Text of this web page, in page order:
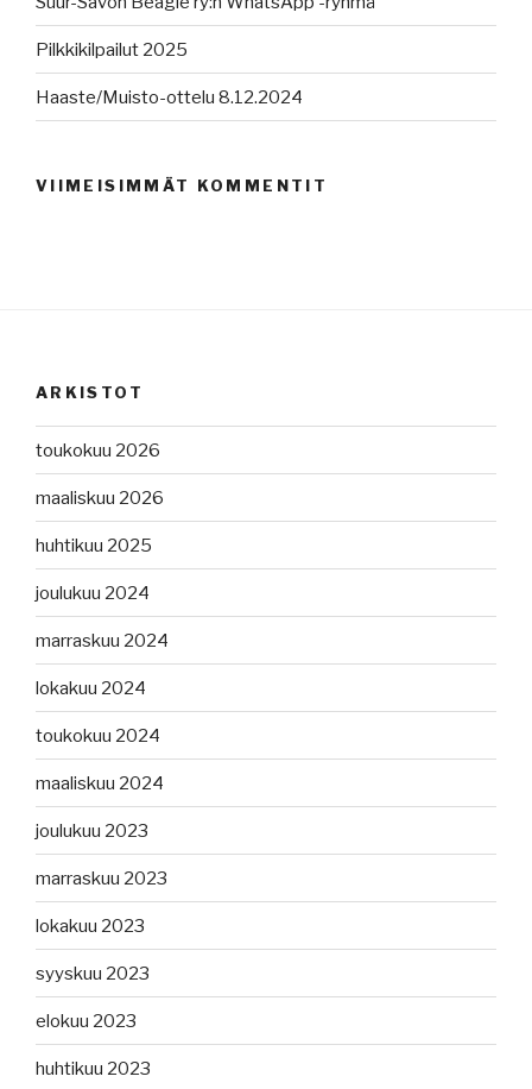
Pilkkikilpailut 2025
Haaste/Muisto-ottelu 8.12.2024
VIIMEISIMMÄT KOMMENTIT
ARKISTOT
toukokuu 2026
maaliskuu 2026
huhtikuu 2025
joulukuu 2024
marraskuu 2024
lokakuu 2024
toukokuu 2024
maaliskuu 2024
joulukuu 2023
marraskuu 2023
lokakuu 2023
syyskuu 2023
elokuu 2023
huhtikuu 2023